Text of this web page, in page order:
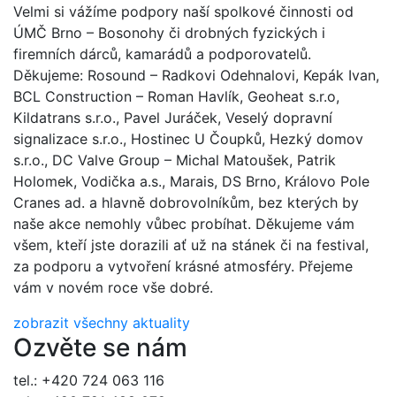
Velmi si vážíme podpory naší spolkové činnosti od
ÚMČ Brno – Bosonohy či drobných fyzických i
firemních dárců, kamarádů a podporovatelů.
Děkujeme: Rosound – Radkovi Odehnalovi, Kepák Ivan,
BCL Construction – Roman Havlík, Geoheat s.r.o,
Kildatrans s.r.o., Pavel Juráček, Veselý dopravní
signalizace s.r.o., Hostinec U Čoupků, Hezký domov
s.r.o., DC Valve Group – Michal Matoušek, Patrik
Holomek, Vodička a.s., Marais, DS Brno, Královo Pole
Cranes ad. a hlavně dobrovolníkům, bez kterých by
naše akce nemohly vůbec probíhat. Děkujeme vám
všem, kteří jste dorazili ať už na stánek či na festival,
za podporu a vytvoření krásné atmosféry. Přejeme
vám v novém roce vše dobré.
zobrazit všechny aktuality
Ozvěte se nám
tel.: +420 724 063 116